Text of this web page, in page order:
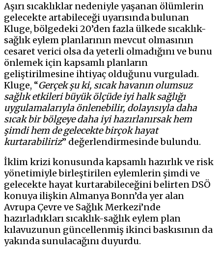
Aşırı sıcaklıklar nedeniyle yaşanan ölümlerin
gelecekte artabileceği uyarısında bulunan
Kluge, bölgedeki 20’den fazla ülkede sıcaklık-
sağlık eylem planlarının mevcut olmasının
cesaret verici olsa da yeterli olmadığını ve bunu
önlemek için kapsamlı planların
geliştirilmesine ihtiyaç olduğunu vurguladı.
Kluge, “Gerçek şu ki, sıcak havanın olumsuz
sağlık etkileri büyük ölçüde iyi halk sağlığı
uygulamalarıyla önlenebilir, dolayısıyla daha
sıcak bir bölgeye daha iyi hazırlanırsak hem
şimdi hem de gelecekte birçok hayat
kurtarabiliriz” değerlendirmesinde bulundu.
İklim krizi konusunda kapsamlı hazırlık ve risk
yönetimiyle birleştirilen eylemlerin şimdi ve
gelecekte hayat kurtarabileceğini belirten DSÖ
konuya ilişkin Almanya Bonn’da yer alan
Avrupa Çevre ve Sağlık Merkezi’nde
hazırladıkları sıcaklık-sağlık eylem plan
kılavuzunun güncellenmiş ikinci baskısının da
yakında sunulacağını duyurdu.